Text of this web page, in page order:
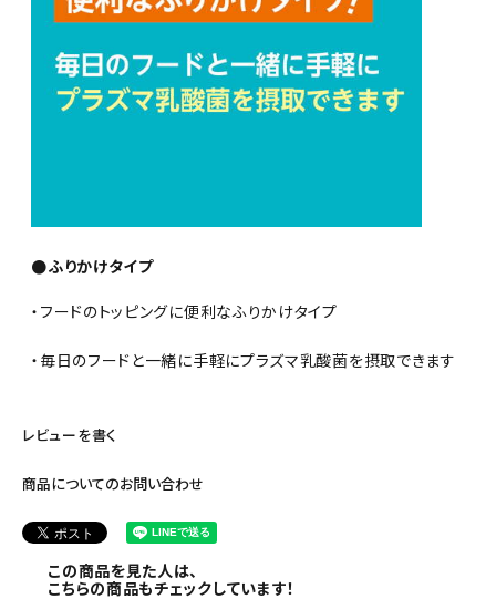
●ふりかけタイプ
・フードのトッピングに便利なふりかけタイプ
・毎日のフードと一緒に手軽にプラズマ乳酸菌を摂取できます
レビューを書く
商品についてのお問い合わせ
この商品を見た人は、
こちらの商品もチェックしています！